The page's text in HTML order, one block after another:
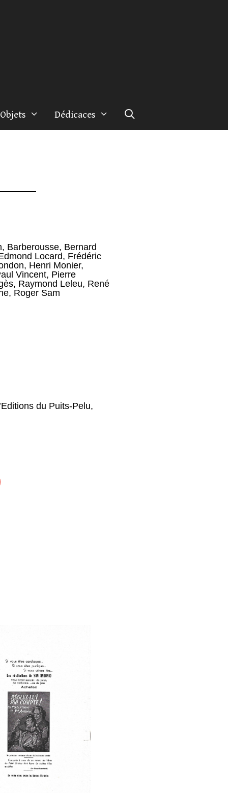
Objets Dédicaces
, Barberousse, Bernard
Locard, Frédéric
, Henri Monier,
Vincent, Pierre
, Raymond Leleu, René
, Roger Sam
du Puits-Pelu,